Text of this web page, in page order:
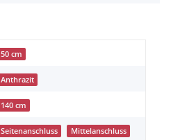
50 cm
Anthrazit
140 cm
Seitenanschluss Mittelanschluss